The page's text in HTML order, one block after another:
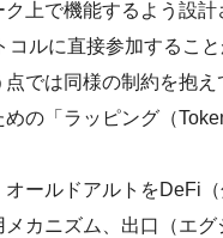
ク上で機能するよう設
コルに直接参加するこ
点では同様の制約を抱
の「ラッピング（
オールドアルトをDeFi
メカニズム、出口（エ